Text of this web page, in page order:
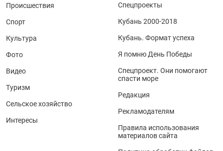
Происшествия
Спорт
Культура
Фото
Видео
Туризм
Сельское хозяйство
Интересы
Спецпроекты
Кубань 2000-2018
Кубань. Формат успеха
Я помню День Победы
Спецпроект. Они помогают
спасти море
Редакция
Рекламодателям
Правила использования
материалов сайта